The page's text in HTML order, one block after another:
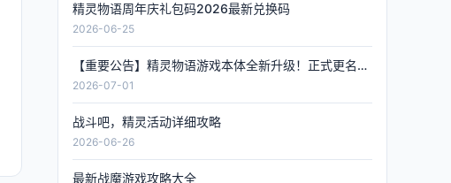
精灵物语周年庆礼包码2026最新兑换码
2026-06-25
【重要公告】精灵物语游戏本体全新升级！正式更名《精灵联萌》，数据全程保留！
2026-07-01
战斗吧，精灵活动详细攻略
2026-06-26
最新战魔游戏攻略大全